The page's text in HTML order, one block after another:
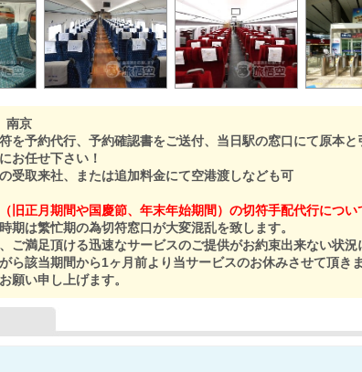
京
を予約代行、予約確認書をご送付、当日駅の窓口にて原本
お任せ下さい！
取来社、または追加料金にて空港渡しなども可
旧正月期間や国慶節、年末年始期間）の切符手配代行につ
期は繁忙期の為切符窓口が大変混乱を致します。
ご満足頂ける迅速なサービスのご提供がお約束出来ない状況
ら該当期間から1ヶ月前より当サービスのお休みさせて頂き
願い申し上げます。